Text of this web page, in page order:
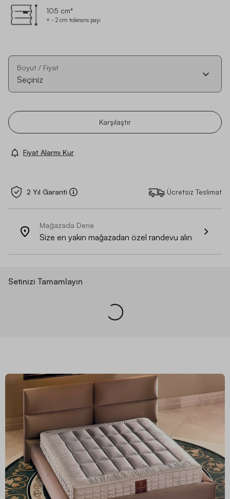
105 cm*
+ - 2 cm tolerans payı
Boyut / Fiyat
Seçiniz
Karşılaştır
Fiyat Alarmı Kur
2 Yıl Garanti Ücretsiz Teslimat
Mağazada Dene
Size en yakın mağazadan özel randevu alın
Setinizi Tamamlayın